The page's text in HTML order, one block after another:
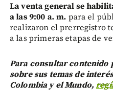
La venta general se
a las 9:00 a. m. para el
realizaron el prerregistro
a las primeras etapas de
Para consultar
sobre sus temas de
Colombia y el Mundo,